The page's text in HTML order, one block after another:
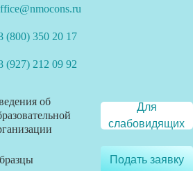
(800) 350 20 17
(927) 212 09 92
об
Для
слабовидящих
Подать заявку